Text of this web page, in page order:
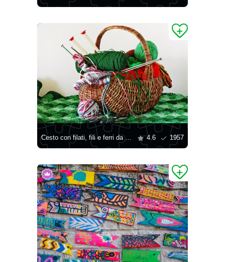
Cesto con filati, fili e ferri da maglia 4.6 1957